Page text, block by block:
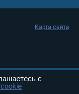
Карта сайта
с